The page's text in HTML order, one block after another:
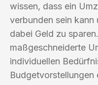
wissen, dass ein
verbunden sein kann
dabei Geld zu
maßgeschneiderte
individuellen
Budgetvorstellungen